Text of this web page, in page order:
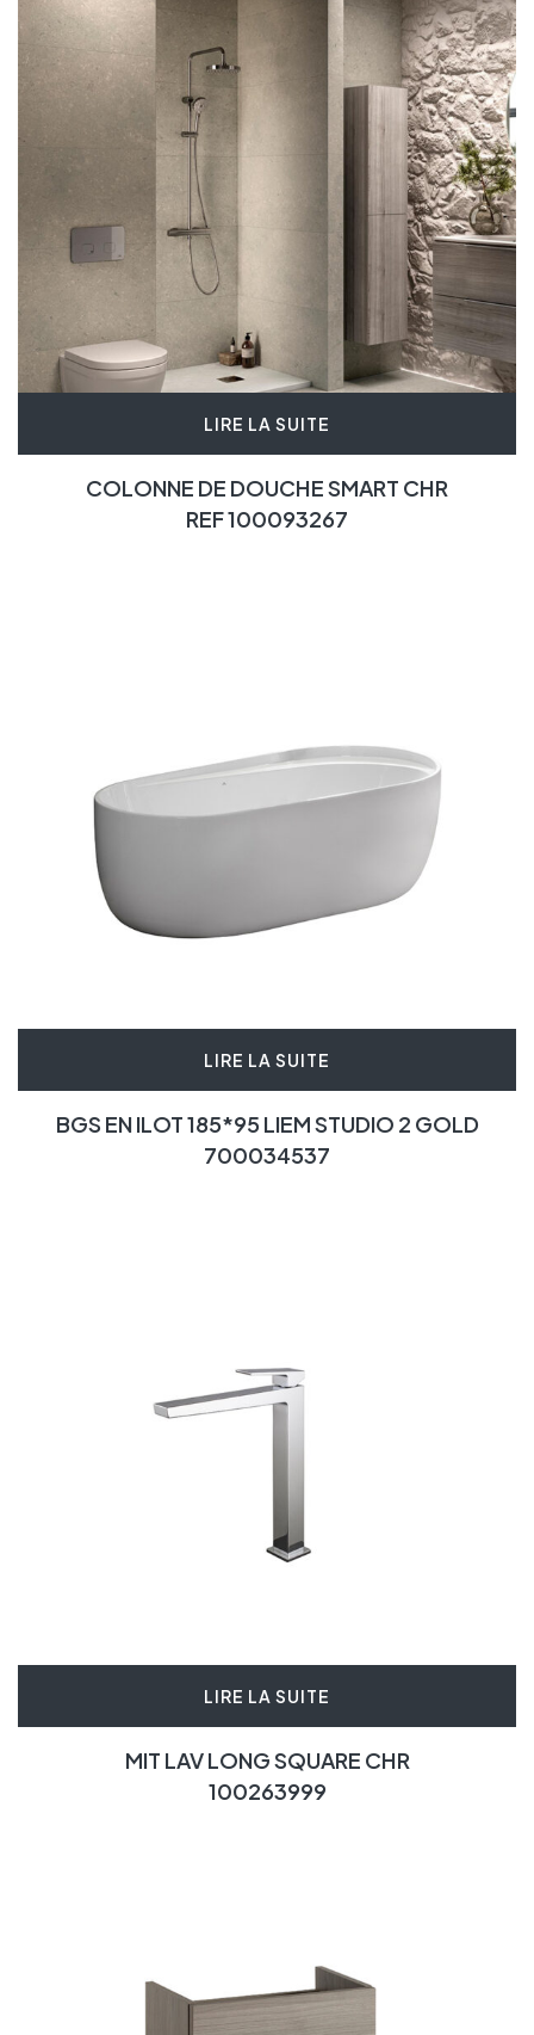
LIRE LA SUITE
COLONNE DE DOUCHE SMART CHR
REF 100093267
LIRE LA SUITE
BGS EN ILOT 185*95 LIEM STUDIO 2 GOLD
700034537
LIRE LA SUITE
MIT LAV LONG SQUARE CHR
100263999